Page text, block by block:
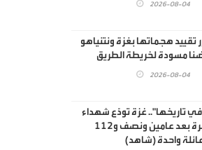
2026-08-04
تقييد هجماتها بغزة ونتنياهو
مسودة لخريطة الطريق
2026-08-04
في تاريخها".. غزة تودّع شهداء
مجزرة الصبرة بعد عامين ونصف و112
واحدة (شاهد)